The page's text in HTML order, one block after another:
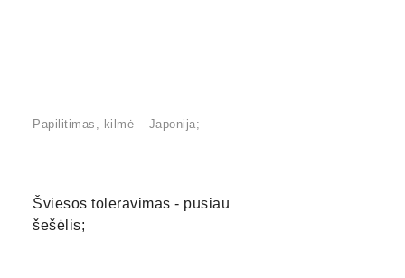
Papilitimas, kilmė – Japonija;
Šviesos toleravimas - pusiau
šešėlis;